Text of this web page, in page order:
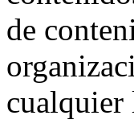
de
cualquier